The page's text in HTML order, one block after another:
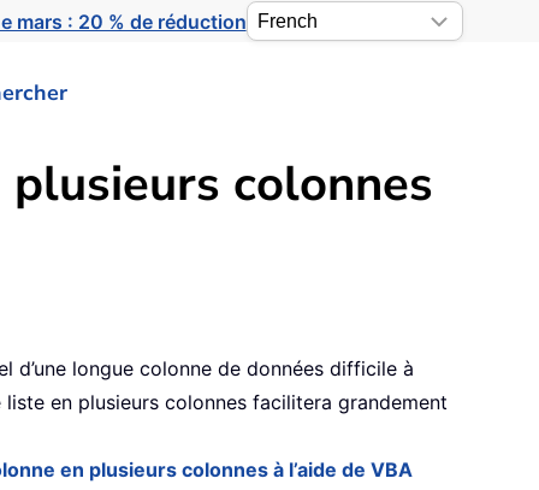
mars : 20 % de réduction
colonnes
d’une longue colonne de données difficile à
en plusieurs colonnes facilitera grandement
en plusieurs colonnes à l’aide de VBA